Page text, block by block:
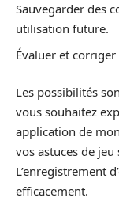
Sauvegarder des
utilisation future.
Évaluer et
Les possibilités
vous souhaitez
application de
vos astuces de
L’enregistrement
efficacement.